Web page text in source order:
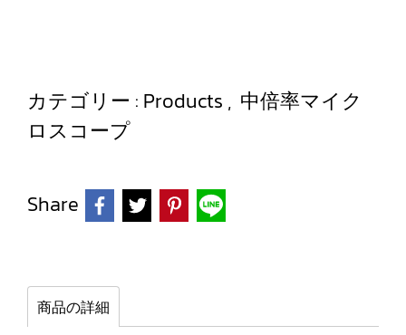
カテゴリー : Products , 中倍率マイク
ロスコープ
Share
商品の詳細